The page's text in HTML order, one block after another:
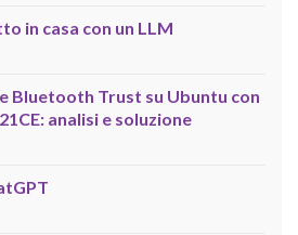
in casa con un LLM
Bluetooth Trust su Ubuntu con
analisi e soluzione